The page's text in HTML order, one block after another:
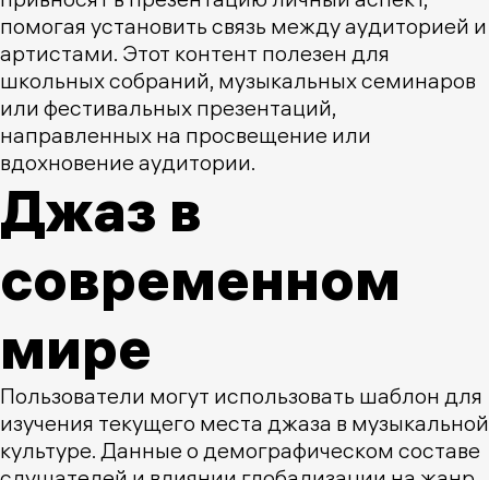
помогая установить связь между аудиторией и
артистами. Этот контент полезен для
школьных собраний, музыкальных семинаров
или фестивальных презентаций,
направленных на просвещение или
вдохновение аудитории.
Джаз в
современном
мире
Пользователи могут использовать шаблон для
изучения текущего места джаза в музыкальной
культуре. Данные о демографическом составе